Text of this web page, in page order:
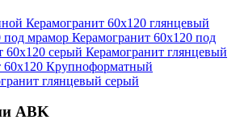
Керамогранит 60x120 глянцевый
под мрамор Керамогранит 60х120 под
60х120 серый Керамогранит глянцевый
60x120 Крупноформатный
глянцевый серый
ABK